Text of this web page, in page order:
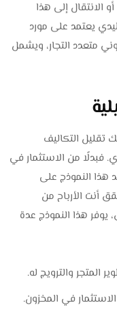
الانتقال إلى هذا
يعتمد على مورد
متعدد التجار، ويشمل
تقليل التكاليف
فبدلًا من الاستثمار في
هذا النموذج على
أنت الأرباح من
يوفر هذا النموذج عدة
المتجر والترويج له.
في المخزون.